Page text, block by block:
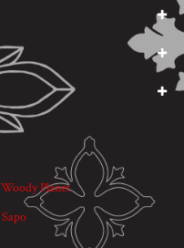
Woody Planet
Sapo